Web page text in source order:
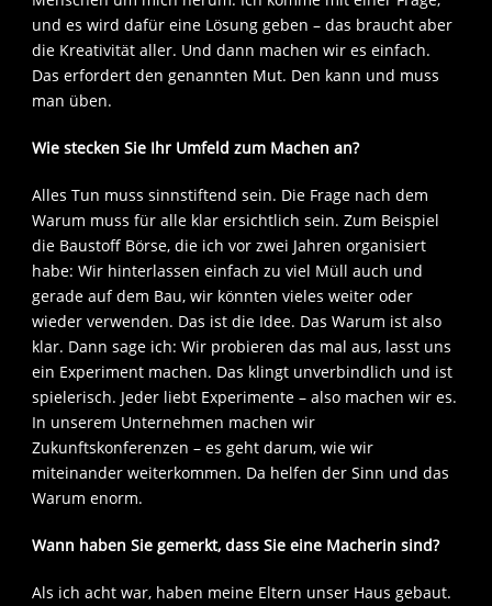
und es wird dafür eine Lösung geben – das braucht aber
die Kreativität aller. Und dann machen wir es einfach.
Das erfordert den genannten Mut. Den kann und muss
man üben.
Wie stecken Sie Ihr Umfeld zum Machen an?
Alles Tun muss sinnstiftend sein. Die Frage nach dem
Warum muss für alle klar ersichtlich sein. Zum Beispiel
die Baustoff Börse, die ich vor zwei Jahren organisiert
habe: Wir hinterlassen einfach zu viel Müll auch und
gerade auf dem Bau, wir könnten vieles weiter oder
wieder verwenden. Das ist die Idee. Das Warum ist also
klar. Dann sage ich: Wir probieren das mal aus, lasst uns
ein Experiment machen. Das klingt unverbindlich und ist
spielerisch. Jeder liebt Experimente – also machen wir es.
In unserem Unternehmen machen wir
Zukunftskonferenzen – es geht darum, wie wir
miteinander weiterkommen. Da helfen der Sinn und das
Warum enorm.
Wann haben Sie gemerkt, dass Sie eine Macherin sind?
Als ich acht war, haben meine Eltern unser Haus gebaut.